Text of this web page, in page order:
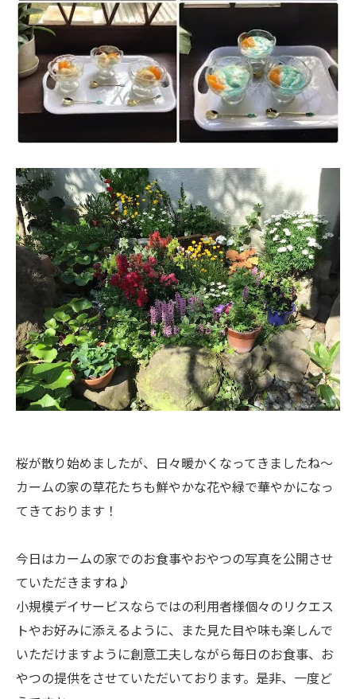
桜が散り始めましたが、日々暖かくなってきましたね～
カームの家の草花たちも鮮やかな花や緑で華やかになっ
てきております！
今日はカームの家でのお食事やおやつの写真を公開させ
ていただきますね♪
小規模デイサービスならではの利用者様個々のリクエス
トやお好みに添えるように、また見た目や味も楽しんで
いただけますように創意工夫しながら毎日のお食事、お
やつの提供をさせていただいております。是非、一度ど